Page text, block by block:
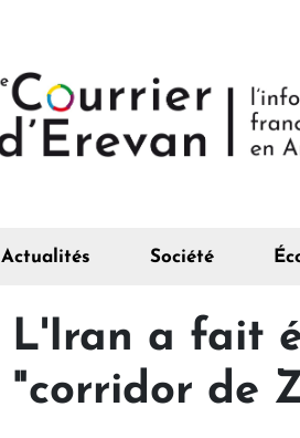
Actualités Société
L'Iran a fait
"corridor de